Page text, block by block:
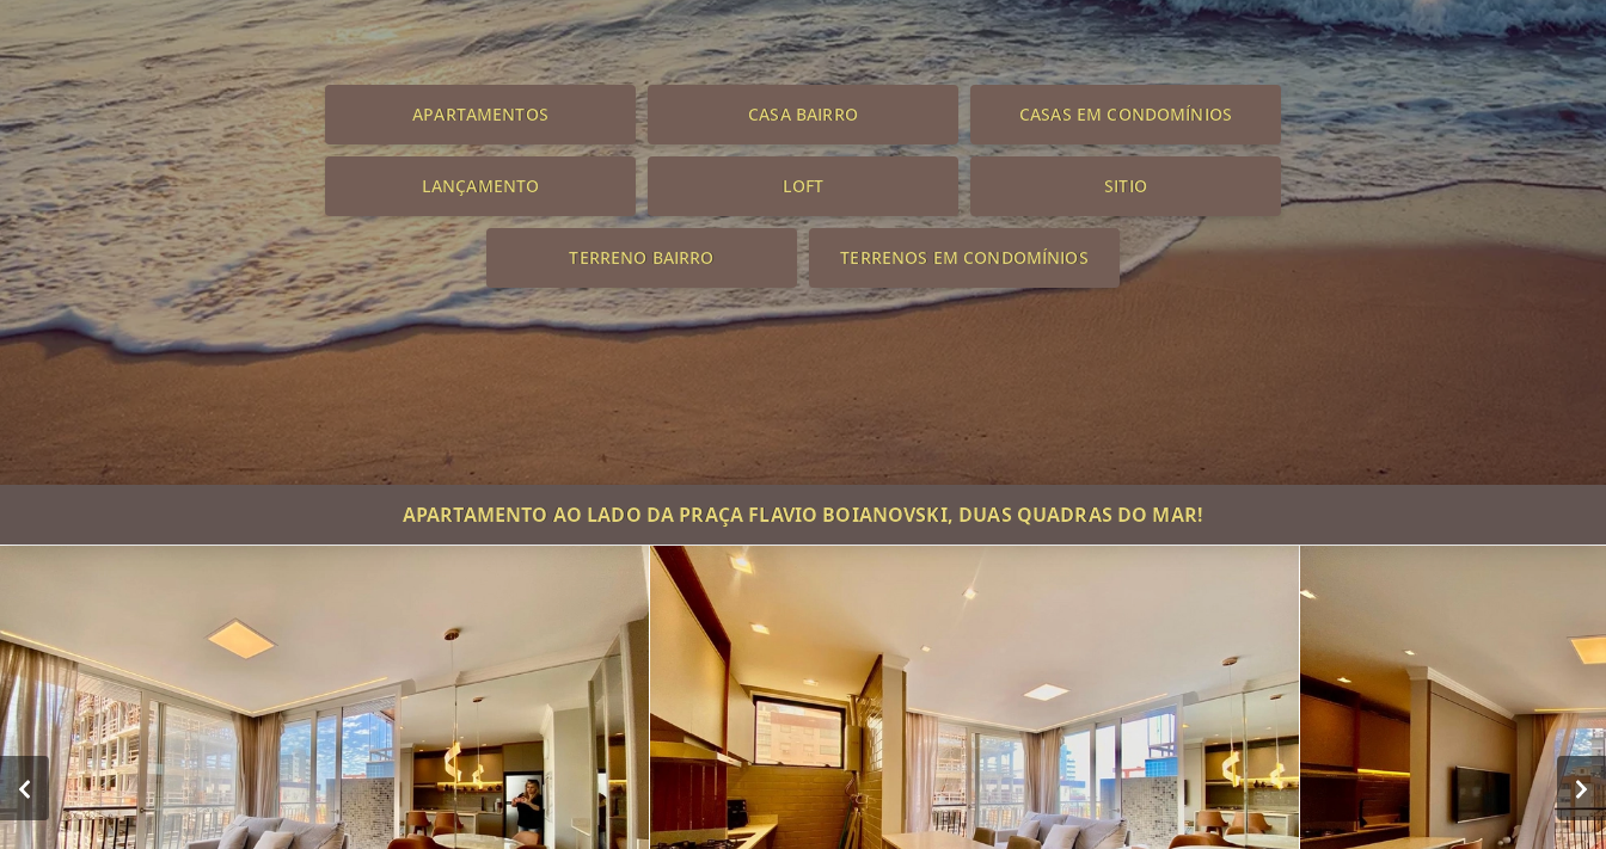
APARTAMENTOS CASA BAIRRO CASAS EM CONDOMÍNIOS
LANÇAMENTO LOFT SITIO
TERRENO BAIRRO TERRENOS EM CONDOMÍNIOS
APARTAMENTO AO LADO DA PRAÇA FLAVIO BOIANOVSKI, DUAS QUADRAS DO MAR!